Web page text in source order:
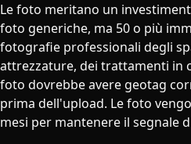
Le foto meritano un
foto generiche, ma 50 o più
fotografie professionali degli
attrezzature, dei trattamenti in
foto dovrebbe avere geotag
prima dell'upload. Le foto
mesi per mantenere il segnale